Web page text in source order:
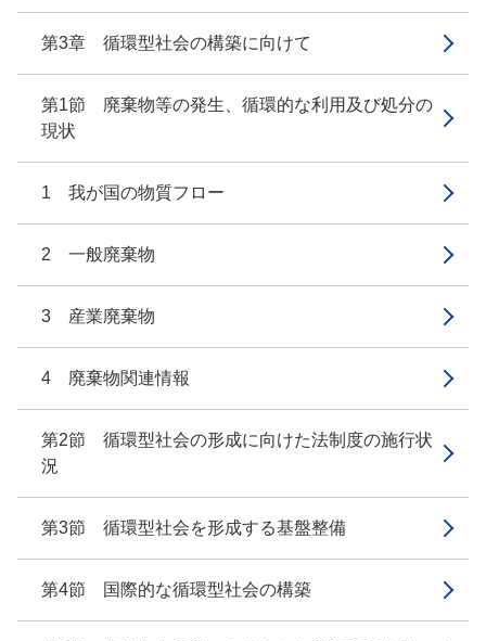
第3章 循環型社会の構築に向けて
第1節 廃棄物等の発生、循環的な利用及び処分の
現状
1 我が国の物質フロー
2 一般廃棄物
3 産業廃棄物
4 廃棄物関連情報
第2節 循環型社会の形成に向けた法制度の施行状
況
第3節 循環型社会を形成する基盤整備
第4節 国際的な循環型社会の構築